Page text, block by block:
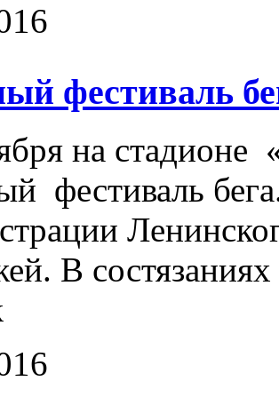
фестиваль
на
фестиваль
В